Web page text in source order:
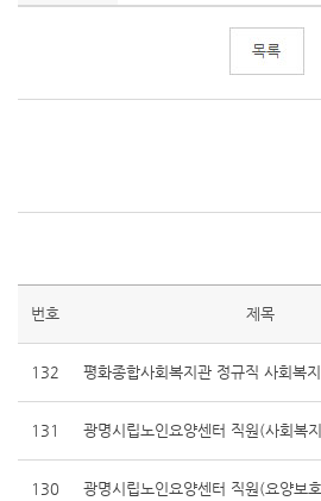
번호 제목
132 평화종합사회복지관 정규직 사회복
131 광명시립노인요양센터 직원(사회복
130 광명시립노인요양센터 직원(요양보